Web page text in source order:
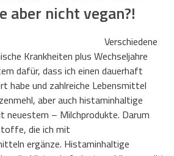
aber nicht vegan?!
Verschiedene
Krankheiten plus Wechseljahre
dafür, dass ich einen dauerhaft
habe und zahlreiche Lebensmittel
aber auch histaminhaltige
neuestem – Milchprodukte. Darum
die ich mit
ergänze. Histaminhaltige